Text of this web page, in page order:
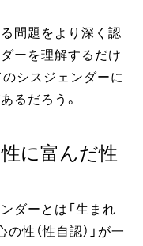
問題をより深く認
ーを理解するだけ
シスジェンダーに
るだろう。
に富んだ性
ダーとは「生まれ
性（性自認）」が一